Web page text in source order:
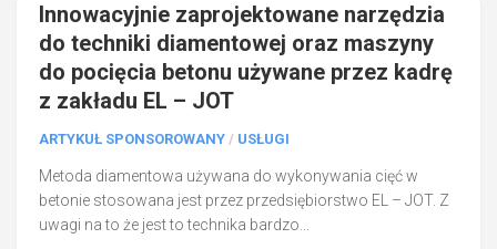
Innowacyjnie zaprojektowane narzędzia
do techniki diamentowej oraz maszyny
do pocięcia betonu używane przez kadrę
z zakładu EL – JOT
ARTYKUŁ SPONSOROWANY / USŁUGI
Metoda diamentowa używana do wykonywania cięć w
betonie stosowana jest przez przedsiębiorstwo EL – JOT. Z
uwagi na to że jest to technika bardzo...